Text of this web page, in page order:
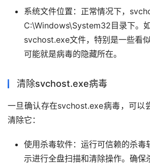
系统文件位置：正常情况下，
C:\Windows\System32目录下。
svchost.exe文件，特别是一些看
可能就是病毒的隐藏所在。
清除svchost.exe病毒
一旦确认存在svchost.exe病毒，可以
清除它：
使用杀毒软件：运行可信赖的杀毒
示进行全盘扫描和清除操作。确保